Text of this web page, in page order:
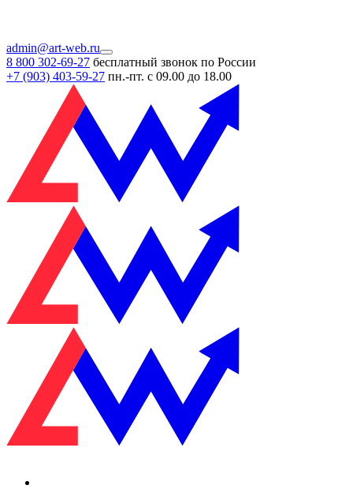
admin@art-web.ru
8 800 302-69-27 бесплатный звонок по России
+7 (903) 403-59-27 пн.-пт. с 09.00 до 18.00